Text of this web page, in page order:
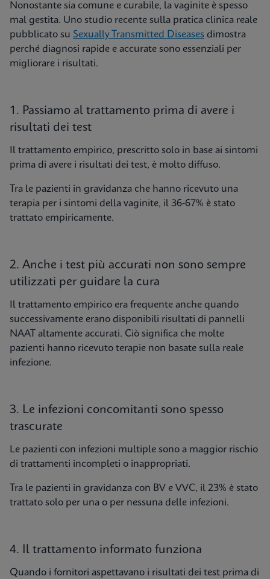
Nonostante sia comune e curabile, la vaginite è spesso
mal gestita. Uno studio recente sulla pratica clinica reale
pubblicato su Sexually Transmitted Diseases dimostra
perché diagnosi rapide e accurate sono essenziali per
migliorare i risultati.
1. Passiamo al trattamento prima di avere i
risultati dei test
Il trattamento empirico, prescritto solo in base ai sintomi
prima di avere i risultati dei test, è molto diffuso.
Tra le pazienti in gravidanza che hanno ricevuto una
terapia per i sintomi della vaginite, il 36-67% è stato
trattato empiricamente.
2. Anche i test più accurati non sono sempre
utilizzati per guidare la cura
Il trattamento empirico era frequente anche quando
successivamente erano disponibili risultati di pannelli
NAAT altamente accurati. Ciò significa che molte
pazienti hanno ricevuto terapie non basate sulla reale
infezione.
3. Le infezioni concomitanti sono spesso
trascurate
Le pazienti con infezioni multiple sono a maggior rischio
di trattamenti incompleti o inappropriati.
Tra le pazienti in gravidanza con BV e VVC, il 23% è stato
trattato solo per una o per nessuna delle infezioni.
4. Il trattamento informato funziona
Quando i fornitori aspettavano i risultati dei test prima di